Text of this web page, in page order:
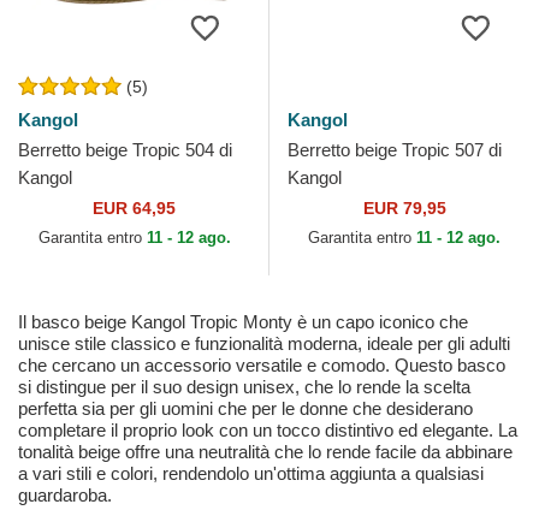
(5)
Kangol
Berretto beige Tropic 504 di
Kangol
EUR 64,95
Garantita entro 11 - 12 ago.
Kangol
Berretto beige Tropic 507 di
Kangol
EUR 79,95
Garantita entro 11 - 12 ago.
Il basco beige Kangol Tropic Monty è un capo iconico che
unisce stile classico e funzionalità moderna, ideale per gli adulti
che cercano un accessorio versatile e comodo. Questo basco
si distingue per il suo design unisex, che lo rende la scelta
perfetta sia per gli uomini che per le donne che desiderano
completare il proprio look con un tocco distintivo ed elegante. La
tonalità beige offre una neutralità che lo rende facile da abbinare
a vari stili e colori, rendendolo un'ottima aggiunta a qualsiasi
guardaroba.